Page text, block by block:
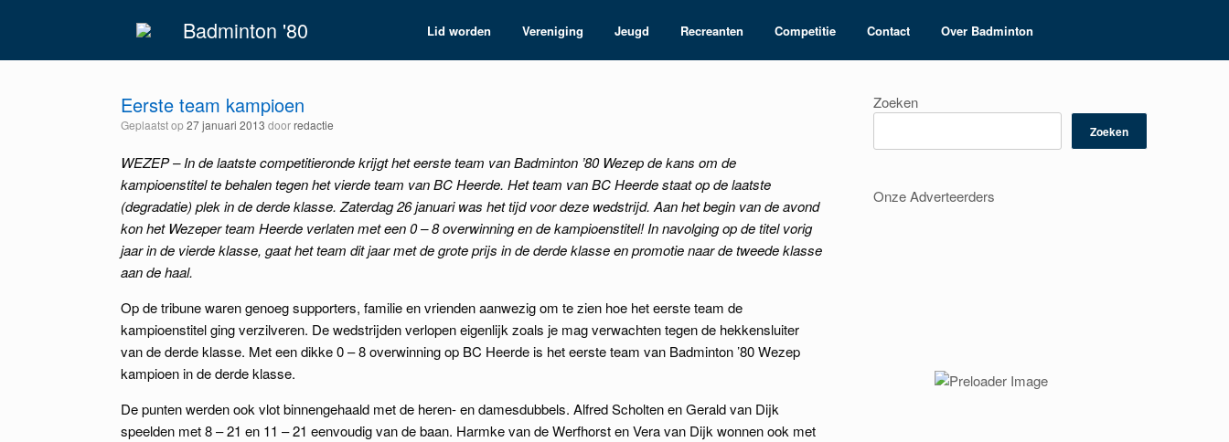
Badminton '80 Lid worden Vereniging Jeugd Recreanten Competitie Contact Over Badminton
Eerste team kampioen
Geplaatst op27 januari 2013 doorredactie
WEZEP – In de laatste competitieronde krijgt het eerste team van Badminton ’80 Wezep de kans om de
kampioenstitel te behalen tegen het vierde team van BC Heerde. Het team van BC Heerde staat op de laatste
(degradatie) plek in de derde klasse. Zaterdag 26 januari was het tijd voor deze wedstrijd. Aan het begin van de avond
kon het Wezeper team Heerde verlaten met een 0 – 8 overwinning en de kampioenstitel! In navolging op de titel vorig
jaar in de vierde klasse, gaat het team dit jaar met de grote prijs in de derde klasse en promotie naar de tweede klasse
aan de haal.
Op de tribune waren genoeg supporters, familie en vrienden aanwezig om te zien hoe het eerste team de
kampioenstitel ging verzilveren. De wedstrijden verlopen eigenlijk zoals je mag verwachten tegen de hekkensluiter
van de derde klasse. Met een dikke 0 – 8 overwinning op BC Heerde is het eerste team van Badminton ’80 Wezep
kampioen in de derde klasse.
De punten werden ook vlot binnengehaald met de heren- en damesdubbels. Alfred Scholten en Gerald van Dijk
speelden met 8 – 21 en 11 – 21 eenvoudig van de baan. Harmke van de Werfhorst en Vera van Dijk wonnen ook met
Zoeken
Zoeken
Onze Adverteerders